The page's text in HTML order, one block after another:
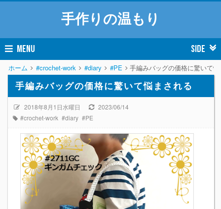
手作りの温もり
MENU SIDE
ホーム #crochet-work #diary #PE 手編みバッグの価格に驚いて
手編みバッグの価格に驚いて悩まされる
2018年8月1日水曜日
2023/06/14
#crochet-work #diary #PE